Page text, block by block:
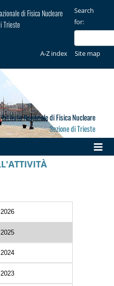
di Fisica Nucleare
Trieste
Search
for:
A-Z index Site map
Istituto Nazionale di Fisica Nucleare
Sezione di Trieste